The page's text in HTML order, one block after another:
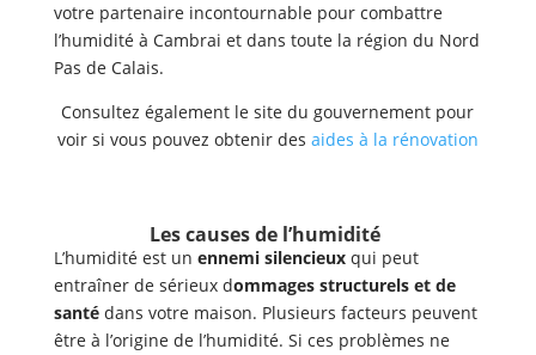
votre partenaire incontournable pour combattre
l’humidité à Cambrai et dans toute la région du Nord
Pas de Calais.
Consultez également le site du gouvernement pour
voir si vous pouvez obtenir des aides à la rénovation
Les causes de l’humidité
L’humidité est un ennemi silencieuxqui peut
entraîner de sérieux dommages structurels et de
santédans votre maison. Plusieurs facteurs peuvent
être à l’origine de l’humidité. Si ces problèmes ne